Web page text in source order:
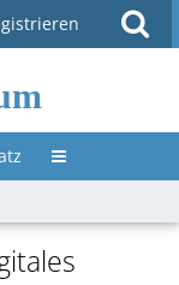
Untermenü »